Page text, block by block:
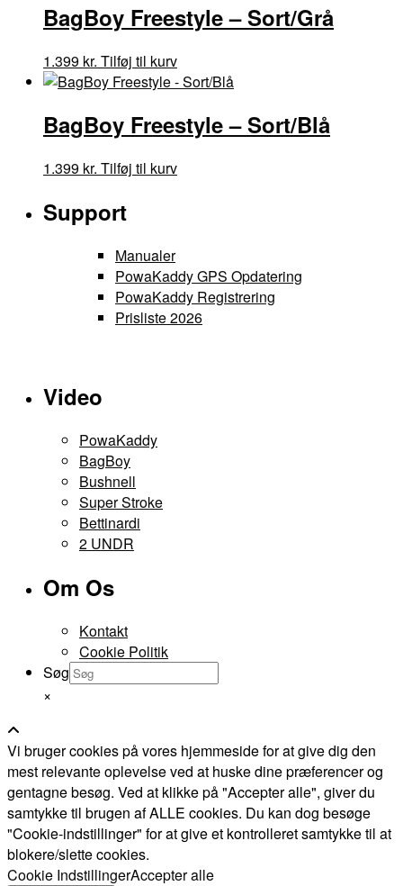
BagBoy Freestyle – Sort/Grå
1.399 kr. Tilføj til kurv
BagBoy Freestyle – Sort/Blå
1.399 kr. Tilføj til kurv
Support
Manualer
PowaKaddy GPS Opdatering
PowaKaddy Registrering
Prisliste 2026
Video
PowaKaddy
BagBoy
Bushnell
Super Stroke
Bettinardi
2 UNDR
Om Os
Kontakt
Cookie Politik
Søg
×
Vi bruger cookies på vores hjemmeside for at give dig den
mest relevante oplevelse ved at huske dine præferencer og
gentagne besøg. Ved at klikke på "Accepter alle", giver du
samtykke til brugen af ALLE cookies. Du kan dog besøge
"Cookie-indstillinger" for at give et kontrolleret samtykke til at
blokere/slette cookies.
Cookie IndstillingerAccepter alle